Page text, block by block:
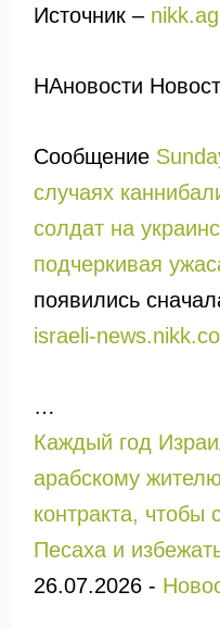
Источник –
НАновости
Сообщение
случаях
солдат на
подчеркивая
появились
israeli-
…
Каждый год
арабскому
контракта, чтобы
Песаха и
26.07.2026-